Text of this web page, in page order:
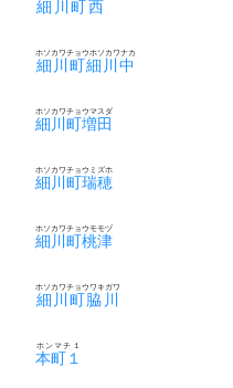
細川町西
細川町細川中
ホソカワチョウホソカワナカ
細川町増田
ホソカワチョウマスダ
細川町瑞穂
ホソカワチョウミズホ
細川町桃津
ホソカワチョウモモヅ
細川町脇川
ホソカワチョウワキガワ
本町１
ホンマチ１